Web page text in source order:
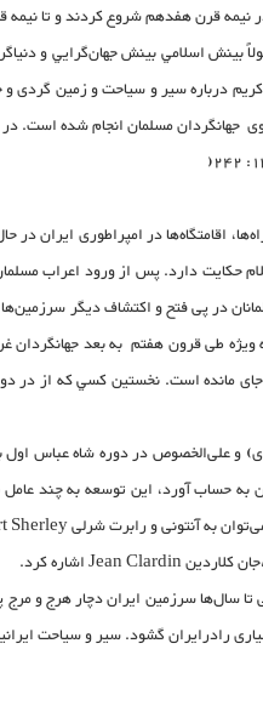
قرن هفدهم شروع كردند و تا نيمه قرن
قرآن کریم درباره سیر و سیاحت و
مسلمان انجام شده است. در
اقامتگاه‌ها در امپراطوری
حكايت دارد. پس از ورود اعراب
ویژه طی قرون هفتم به بعد
مانده است. نخستين كسي كه از در
در دوران صفویه (قرون 16 و 17 میلادی) و
تا سال‌ها سرزمین ایران دچار هرج و
رادرایران گشود. سير و سياحت